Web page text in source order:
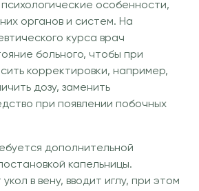
особенности,
органов и систем. На
курса врач
больного, чтобы при
корректировки, например,
дозу, заменить
при появлении побочных
дополнительной
капельницы.
в вену, вводит иглу, при этом